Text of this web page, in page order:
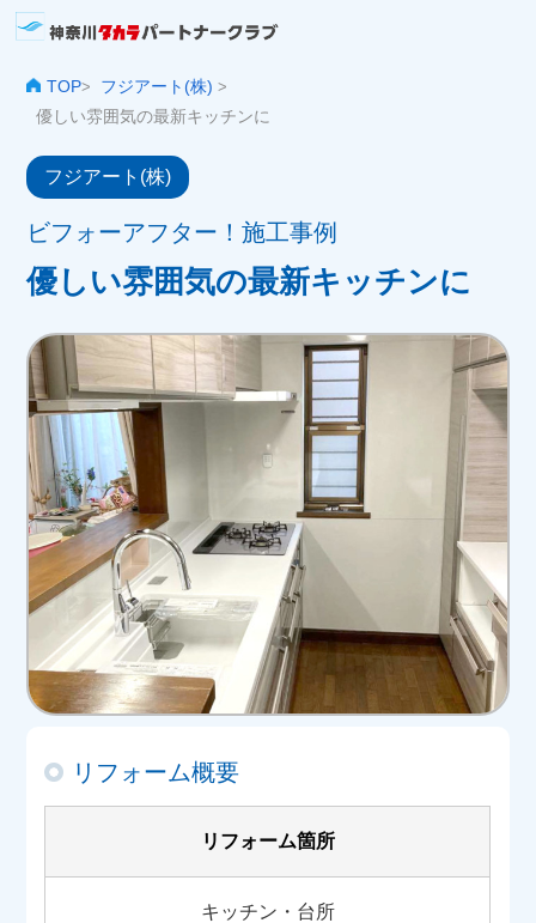
TOP> フジアート(株)>
優しい雰囲気の最新キッチンに
フジアート(株)
ビフォーアフター！施工事例
優しい雰囲気の最新キッチンに
リフォーム概要
リフォーム箇所
キッチン・台所